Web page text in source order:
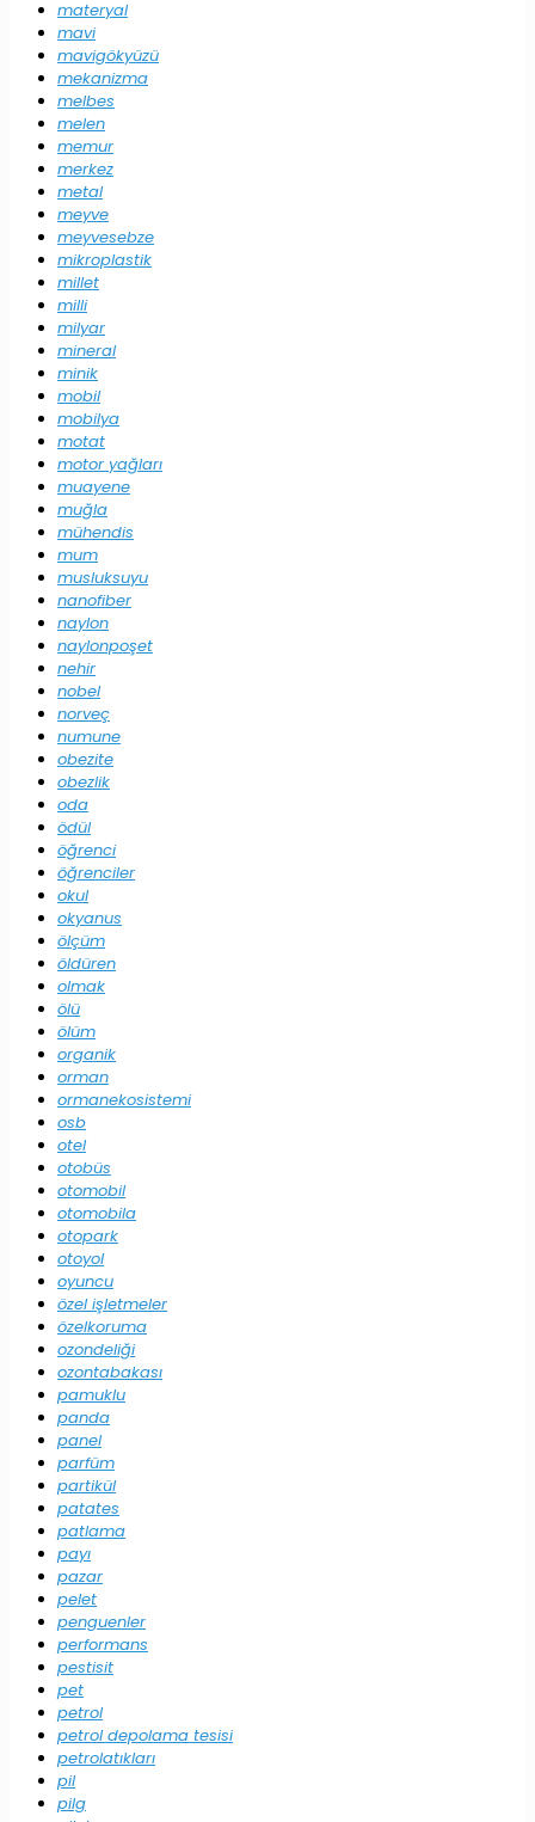
materyal
mavi
mavigökyüzü
mekanizma
melbes
melen
memur
merkez
metal
meyve
meyvesebze
mikroplastik
millet
milli
milyar
mineral
minik
mobil
mobilya
motat
motor yağları
muayene
muğla
mühendis
mum
musluksuyu
nanofiber
naylon
naylonpoşet
nehir
nobel
norveç
numune
obezite
obezlik
oda
ödül
öğrenci
öğrenciler
okul
okyanus
ölçüm
öldüren
olmak
ölü
ölüm
organik
orman
ormanekosistemi
osb
otel
otobüs
otomobil
otomobila
otopark
otoyol
oyuncu
özel işletmeler
özelkoruma
ozondeliği
ozontabakası
pamuklu
panda
panel
parfüm
partikül
patates
patlama
payı
pazar
pelet
penguenler
performans
pestisit
pet
petrol
petrol depolama tesisi
petrolatıkları
pil
pilg